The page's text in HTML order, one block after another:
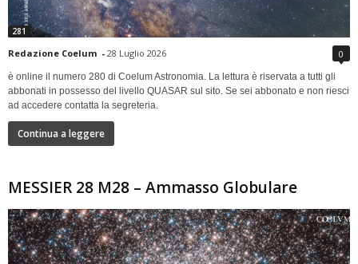
281
Redazione Coelum - 28 Luglio 2026 0
è online il numero 280 di Coelum Astronomia. La lettura è riservata a tutti gli
abbonati in possesso del livello QUASAR sul sito. Se sei abbonato e non riesci
ad accedere contatta la segreteria.
Continua a leggere
MESSIER 28 M28 – Ammasso Globulare